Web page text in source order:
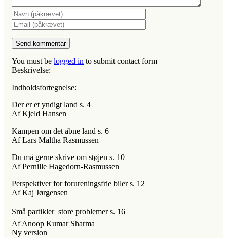
You must be logged in to submit contact form
Beskrivelse:
Indholdsfortegnelse:
Der er et yndigt land s. 4
Af Kjeld Hansen
Kampen om det åbne land s. 6
Af Lars Maltha Rasmussen
Du må gerne skrive om støjen s. 10
Af Pernille Hagedorn-Rasmussen
Perspektiver for forureningsfrie biler s. 12
Af Kaj Jørgensen
Små partikler  store problemer s. 16
Af Anoop Kumar Sharma
Ny version